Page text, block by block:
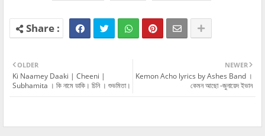
NEWER
Kemon Acho lyrics by Ashes Band ।
কেমন আছো -জুনায়েদ ইভান
OLDER
Ki Naamey Daaki | Cheeni |
Subhamita । কি নামে ডাকি। চিনি । শুভমিতা।